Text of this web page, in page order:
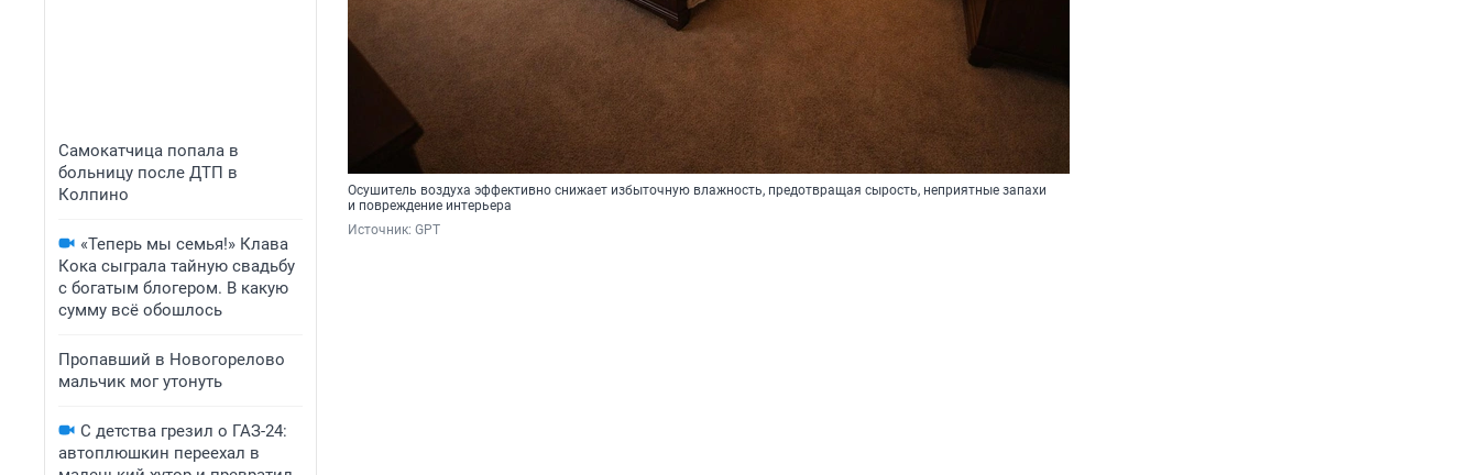
Самокатчица попала в
больницу после ДТП в
Колпино
«Теперь мы семья!» Клава
Кока сыграла тайную свадьбу
с богатым блогером. В какую
сумму всё обошлось
Пропавший в Новогорелово
мальчик мог утонуть
С детства грезил о ГАЗ-24:
автоплюшкин переехал в
Осушитель воздуха эффективно снижает избыточную влажность, предотвращая сырость, неприятные запахи
и повреждение интерьера
Источник: GPT